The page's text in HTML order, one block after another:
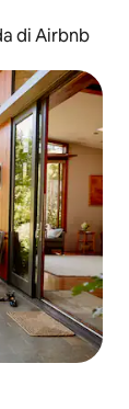
di Airbnb